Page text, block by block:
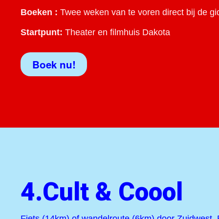
Boeken : Twee weken van te voren direct bij de
Startpunt: Theater en filmhuis Dakota
Boek nu!
4.Cult & Coool